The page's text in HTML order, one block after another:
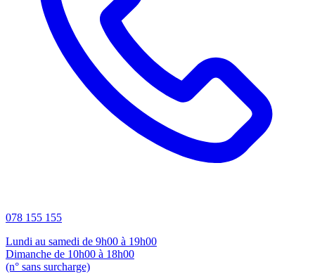
078 155 155
Lundi au samedi de 9h00 à 19h00
Dimanche de 10h00 à 18h00
(n° sans surcharge)